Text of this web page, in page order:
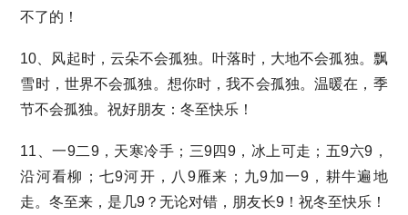
不了的！
10、风起时，云朵不会孤独。叶落时，大地不会孤独。飘
雪时，世界不会孤独。想你时，我不会孤独。温暖在，季
节不会孤独。祝好朋友：冬至快乐！
11、一9二9，天寒冷手；三9四9，冰上可走；五9六9，
沿河看柳；七9河开，八9雁来；九9加一9，耕牛遍地
走。冬至来，是几9？无论对错，朋友长9！祝冬至快乐！